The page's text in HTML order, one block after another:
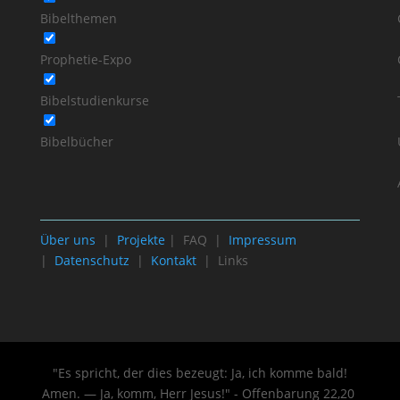
Bibelthemen
Prophetie-Expo
Bibelstudienkurse
Bibelbücher
Über uns | Projekte | FAQ | Impressum
| Datenschutz | Kontakt| Links
"Es spricht, der dies bezeugt: Ja, ich komme bald!
Amen. — Ja, komm, Herr Jesus!" - Offenbarung 22,20